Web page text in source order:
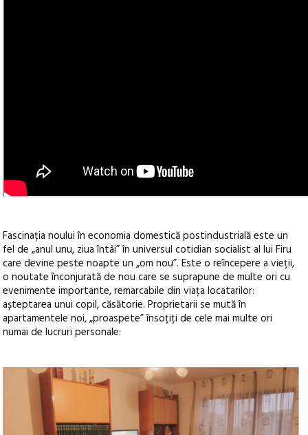
Fascinația noului în economia domestică postindustrială este un
fel de „anul unu, ziua întâi” în universul cotidian socialist al lui Firu
care devine peste noapte un „om nou”. Este o reîncepere a vieții,
o noutate înconjurată de nou care se suprapune de multe ori cu
evenimente importante, remarcabile din viața locatarilor:
așteptarea unui copil, căsătorie. Proprietarii se mută în
apartamentele noi, „proaspete” însoțiți de cele mai multe ori
numai de lucruri personale: